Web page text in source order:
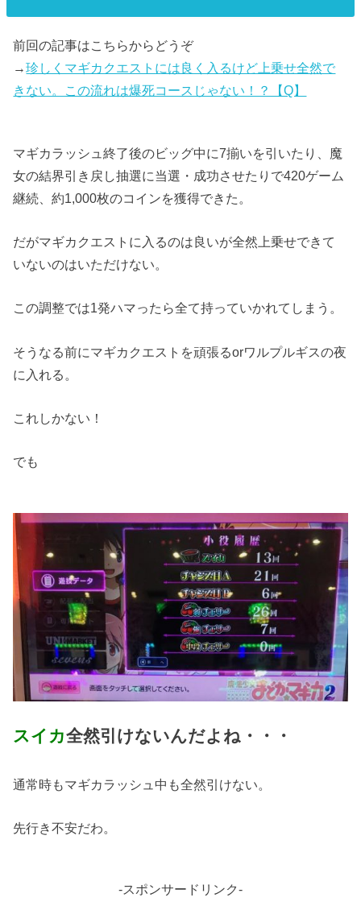
前回の記事はこちらからどうぞ
→珍しくマギカクエストには良く入るけど上乗せ全然で
きない。この流れは爆死コースじゃない！？【Q】
マギカラッシュ終了後のビッグ中に7揃いを引いたり、魔
女の結界引き戻し抽選に当選・成功させたりで420ゲーム
継続、約1,000枚のコインを獲得できた。
だがマギカクエストに入るのは良いが全然上乗せできて
いないのはいただけない。
この調整では1発ハマったら全て持っていかれてしまう。
そうなる前にマギカクエストを頑張るorワルプルギスの夜
に入れる。
これしかない！
でも
スイカ全然引けないんだよね・・・
通常時もマギカラッシュ中も全然引けない。
先行き不安だわ。
-スポンサードリンク-